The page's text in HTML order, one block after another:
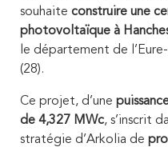
souhaite construire une
photovoltaïque à
le département de
(28).
Ce projet, d’une
de 4,327 MWc, s’inscrit
stratégie d’Arkolia de